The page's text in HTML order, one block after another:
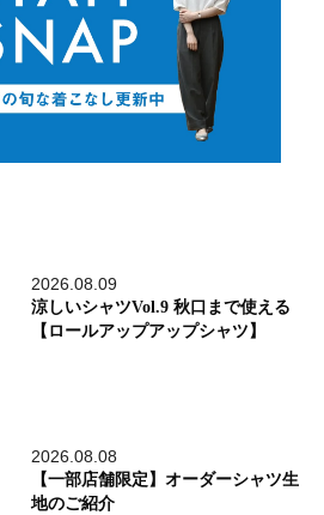
2026.08.09
涼しいシャツVol.9 秋口まで使える
【ロールアップアップシャツ】
2026.08.08
【一部店舗限定】オーダーシャツ生
地のご紹介